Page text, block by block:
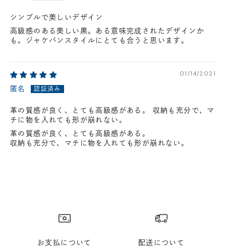
シンプルで美しいデザイン
高級感のある美しい黒。ある意味完成されたデザインか
も。ジャケパンスタイルにとても合うと思います。
01/14/2021
匿名
革の質感が良く、とても高級感がある。 収納も充分で、マ
チに物を入れても形が崩れない。
革の質感が良く、とても高級感がある。
収納も充分で、マチに物を入れても形が崩れない。
お支払について 配送について